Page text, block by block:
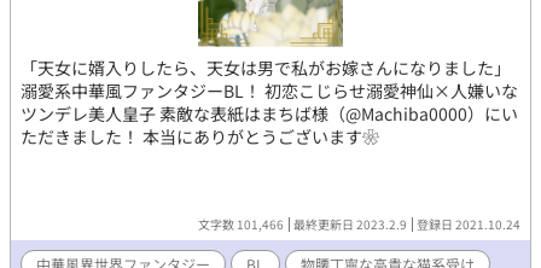
「天女に婿入りしたら、天女は男で私がお嫁さんになりました」
溺愛系中華風ファンタジーBL！ 初恋こじらせ溺愛神仙×人嫌いな
ツンデレ美人皇子 素敵な表紙はまちば様（@Machiba0000）にい
ただきました！ 本当にありがとうございます❀
文字数 101,466 最終更新日 2023.2.9 登録日 2021.10.24
中華風異世界ファンタジー BL
物腰丁寧な高貴な猫系受け